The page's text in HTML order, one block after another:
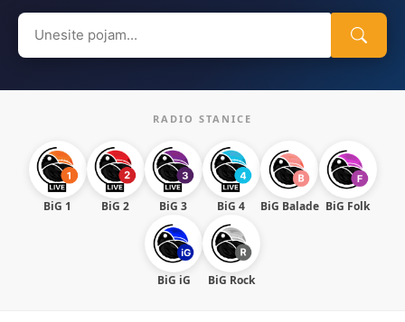
Search
for:
RADIO STANICE
BiG 1 BiG 2 BiG 3 BiG 4 BiG Balade BiG Folk
BiG iG BiG Rock